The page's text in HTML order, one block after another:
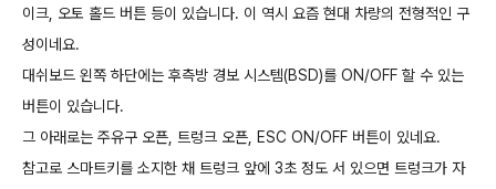
이크, 오토 홀드 버튼 등이 있습니다. 이 역시 요즘 현대 차량의 전형적인 구
성이네요.
대쉬보드 왼쪽 하단에는 후측방 경보 시스템(BSD)를 ON/OFF 할 수 있는
버튼이 있습니다.
그 아래로는 주유구 오픈, 트렁크 오픈, ESC ON/OFF 버튼이 있네요.
참고로 스마트키를 소지한 채 트렁크 앞에 3초 정도 서 있으면 트렁크가 자